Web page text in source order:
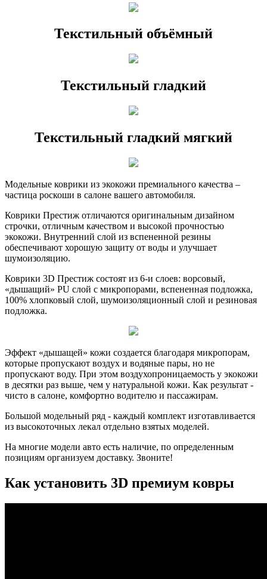
Текстильный объёмный
Текстильный гладкий
Текстильный гладкий мягкий
Модельные коврики из экокожи премиального качества –
частица роскоши в салоне вашего автомобиля.
Коврики Престиж отличаются оригинальным дизайном
строчки, отличным качеством и высокой прочностью
экокожи. Внутренний слой из вспененной резины
обеспечивают хорошую защиту от воды и улучшает
шумоизоляцию.
Коврики 3D Престиж состоят из 6-и слоев: ворсовый,
«дышащий» PU слой с микропорами, вспененная подложка,
100% хлопковый слой, шумоизоляционный слой и резиновая
подложка.
Эффект «дышащей» кожи создается благодаря микропорам,
которые пропускают воздух и водяные пары, но не
пропускают воду. При этом воздухопроницаемость у экокожи
в десятки раз выше, чем у натуральной кожи. Как результат -
чисто в салоне, комфортно водителю и пассажирам.
Большой модельный ряд - каждый комплект изготавливается
из высокоточных лекал отдельно взятых моделей.
На многие модели авто есть наличие, по определенным
позициям организуем доставку. Звоните!
Как установить 3D премиум ковры